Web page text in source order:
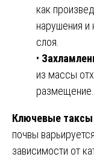
как
нарушения и
слоя.
•
из массы
размещение.
Ключевые таксы
почвы
зависимости от